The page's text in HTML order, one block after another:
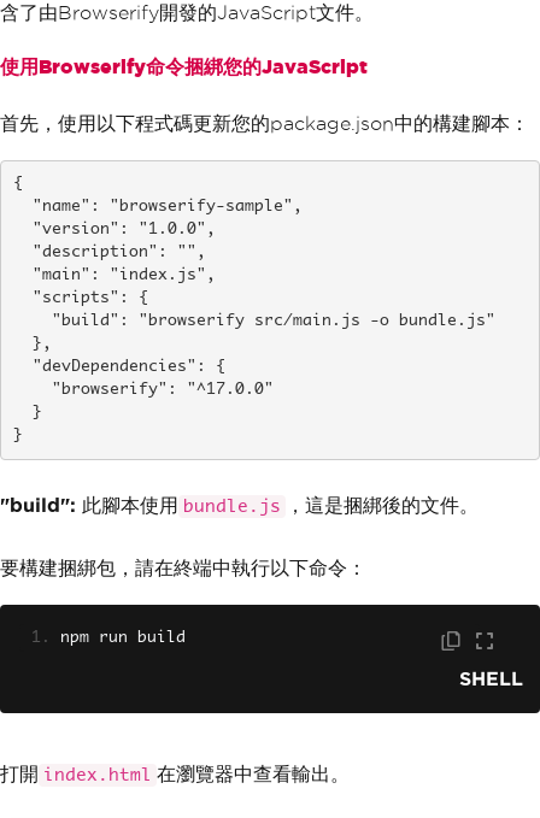
含了由Browserify開發的JavaScript文件。
使用Browserify命令捆綁您的JavaScript
首先，使用以下程式碼更新您的package.json中的構建腳本：
{
}
"build": 此腳本使用 bundle.js ，這是捆綁後的文件。
要構建捆綁包，請在終端中執行以下命令：
npm run build
SHELL
打開 index.html 在瀏覽器中查看輸出。